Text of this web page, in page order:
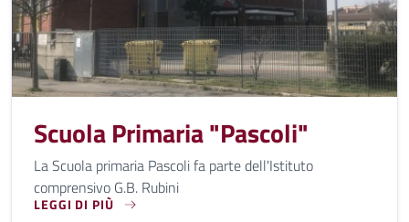
Scuola Primaria "Pascoli"
La Scuola primaria Pascoli fa parte dell'Istituto
comprensivo G.B. Rubini
LEGGI DI PIÙ
LA SCUOLA PRIMARIA PASCOLI FA PARTE DELL'ISTITUTO